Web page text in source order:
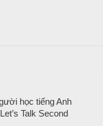
học tiếng Anh
Talk Second